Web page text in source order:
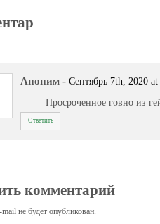
Аноним - Сентябрь 7th, 2020
Просроченное говно из
Ответить
комментарий
не будет опубликован.